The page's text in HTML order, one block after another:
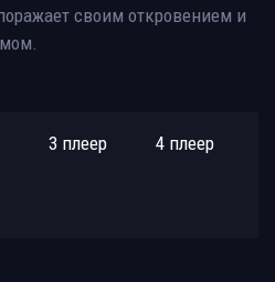
своим откровением и
3 плеер 4 плеер